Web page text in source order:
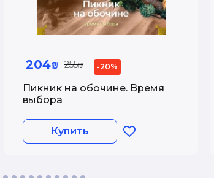
204₪ 255₪ -20%
Пикник на обочине. Время
выбора
Купить